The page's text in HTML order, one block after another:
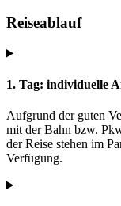
Reiseablauf
1. Tag: individuelle
Aufgrund der guten
mit der Bahn bzw.
der Reise stehen im
Verfügung.